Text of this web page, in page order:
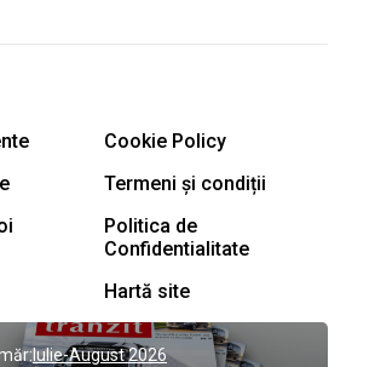
Cookie Policy
Termeni și condiții
Politica de
Confidentialitate
Hartă site
Iulie-August 2026